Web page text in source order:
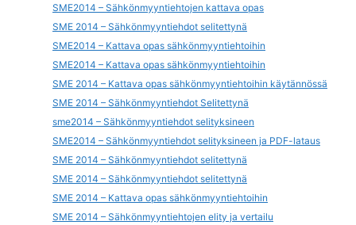
SME2014 – Sähkönmyyntiehtojen kattava opas
SME 2014 – Sähkönmyyntiehdot selitettynä
SME2014 – Kattava opas sähkönmyyntiehtoihin
SME2014 – Kattava opas sähkönmyyntiehtoihin
SME 2014 – Kattava opas sähkönmyyntiehtoihin käytännössä
SME 2014 – Sähkönmyyntiehdot Selitettynä
sme2014 – Sähkönmyyntiehdot selityksineen
SME2014 – Sähkönmyyntiehdot selityksineen ja PDF-lataus
SME 2014 – Sähkönmyyntiehdot selitettynä
SME 2014 – Sähkönmyyntiehdot selitettynä
SME 2014 – Kattava opas sähkönmyyntiehtoihin
SME 2014 – Sähkönmyyntiehtojen elity ja vertailu